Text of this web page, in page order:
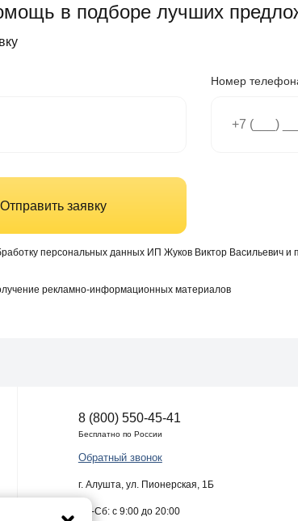
в подборе лучших
Номер
Отправить заявку
персональных данных ИП Жуков Виктор Васильевич и
рекламно-информационных материалов
8 (800) 550-45-41
Бесплатно по России
Обратный звонок
г. Алушта, ул. Пионерская, 1Б
Пн-Сб: с 9:00 до 20:00